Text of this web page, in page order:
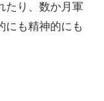
たり、数か月軍
にも精神的にも